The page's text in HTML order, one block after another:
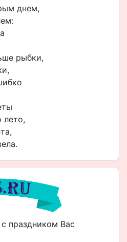
днем,
рыбки,
лето,
праздником Вас